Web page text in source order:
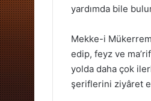
yardımda bile
Mekke-i
edip, feyz ve
yolda daha çok
şeriflerini ziyâret